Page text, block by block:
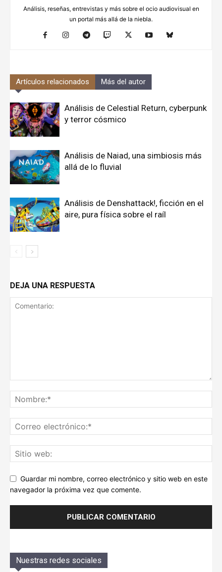
Análisis, reseñas, entrevistas y más sobre el ocio audiovisual en
un portal más allá de la niebla.
Artículos relacionados Más del autor
Análisis de Celestial Return, cyberpunk
y terror cósmico
Análisis de Naiad, una simbiosis más
allá de lo fluvial
Análisis de Denshattack!, ficción en el
aire, pura física sobre el raíl
DEJA UNA RESPUESTA
Guardar mi nombre, correo electrónico y sitio web en este
navegador la próxima vez que comente.
Nuestras redes sociales